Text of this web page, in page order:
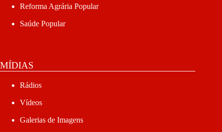
Reforma Agrária Popular
Saúde Popular
MÍDIAS
Rádios
Vídeos
Galerias de Imagens